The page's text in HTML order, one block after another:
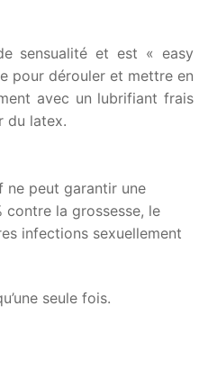
sensualité et est « easy
pour dérouler et mettre en
avec un lubrifiant frais
du latex.
ne peut garantir une
la grossesse, le
infections sexuellement
seule fois.